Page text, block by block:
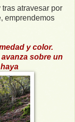
atravesar por
emprendemos
y color.
sobre un